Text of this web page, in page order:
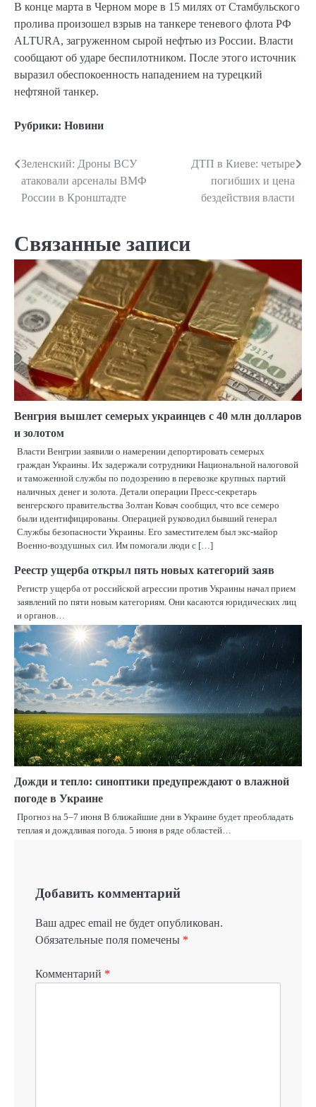
В конце марта в Черном море в 15 милях от Стамбульского
пролива произошел взрыв на танкере теневого флота РФ
ALTURA, загруженном сырой нефтью из России. Власти
сообщают об ударе беспилотником. После этого источник
выразил обеспокоенность нападением на турецкий
нефтяной танкер.
Рубрики: Новини
Навигация
по
Зеленский: Дроны ВСУ
атаковали арсеналы ВМФ
России в Кронштадте
ДТП в Киеве: четыре
погибших и цена
бездействия власти
Связанные записи
Венгрия вышлет семерых украинцев с 40 млн долларов
и золотом
Власти Венгрии заявили о намерении депортировать семерых
граждан Украины. Их задержали сотрудники Национальной налоговой
и таможенной службы по подозрению в перевозке крупных партий
наличных денег и золота. Детали операции Пресс-секретарь
венгерского правительства Золтан Ковач сообщил, что все семеро
были идентифицированы. Операцией руководил бывший генерал
Службы безопасности Украины. Его заместителем был экс-майор
Военно-воздушных сил. Им помогали люди с […]
Реестр ущерба открыл пять новых категорий заяв
Регистр ущерба от российской агрессии против Украины начал прием
заявлений по пяти новым категориям. Они касаются юридических лиц
и органов…
Дожди и тепло: синоптики предупреждают о влажной
погоде в Украине
Прогноз на 5–7 июня В ближайшие дни в Украине будет преобладать
теплая и дождливая погода. 5 июня в ряде областей…
Добавить комментарий
Ваш адрес email не будет опубликован.
Обязательные поля помечены *
Комментарий *